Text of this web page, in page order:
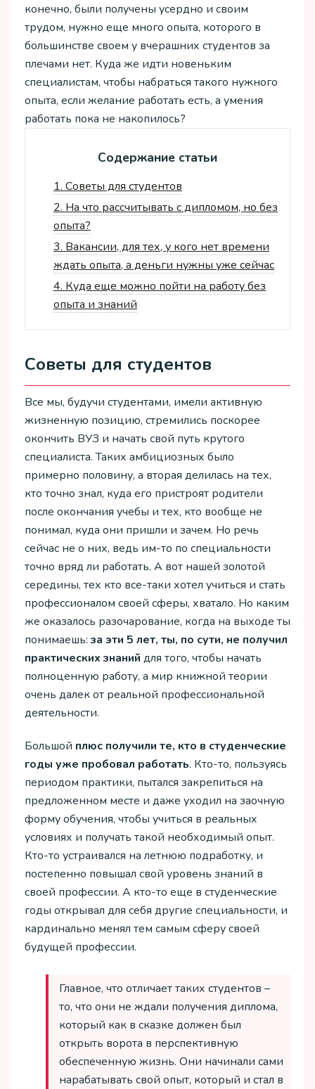
конечно, были получены усердно и своим
трудом, нужно еще много опыта, которого в
большинстве своем у вчерашних студентов за
плечами нет. Куда же идти новеньким
специалистам, чтобы набраться такого нужного
опыта, если желание работать есть, а умения
работать пока не накопилось?
Содержание статьи
1. Советы для студентов
2. На что рассчитывать с дипломом, но без
опыта?
3. Вакансии, для тех, у кого нет времени
ждать опыта, а деньги нужны уже сейчас
4. Куда еще можно пойти на работу без
опыта и знаний
Советы для студентов
Все мы, будучи студентами, имели активную
жизненную позицию, стремились поскорее
окончить ВУЗ и начать свой путь крутого
специалиста. Таких амбициозных было
примерно половину, а вторая делилась на тех,
кто точно знал, куда его пристроят родители
после окончания учебы и тех, кто вообще не
понимал, куда они пришли и зачем. Но речь
сейчас не о них, ведь им-то по специальности
точно вряд ли работать. А вот нашей золотой
середины, тех кто все-таки хотел учиться и стать
профессионалом своей сферы, хватало. Но каким
же оказалось разочарование, когда на выходе ты
понимаешь:за эти 5 лет, ты, по сути, не получил
практических знаний для того, чтобы начать
полноценную работу, а мир книжной теории
очень далек от реальной профессиональной
деятельности.
Большой плюс получили те, кто в студенческие
годы уже пробовал работать. Кто-то, пользуясь
периодом практики, пытался закрепиться на
предложенном месте и даже уходил на заочную
форму обучения, чтобы учиться в реальных
условиях и получать такой необходимый опыт.
Кто-то устраивался на летнюю подработку, и
постепенно повышал свой уровень знаний в
своей профессии. А кто-то еще в студенческие
годы открывал для себя другие специальности, и
кардинально менял тем самым сферу своей
будущей профессии.
Главное, что отличает таких студентов –
то, что они не ждали получения диплома,
который как в сказке должен был
открыть ворота в перспективную
обеспеченную жизнь. Они начинали сами
нарабатывать свой опыт, который и стал в